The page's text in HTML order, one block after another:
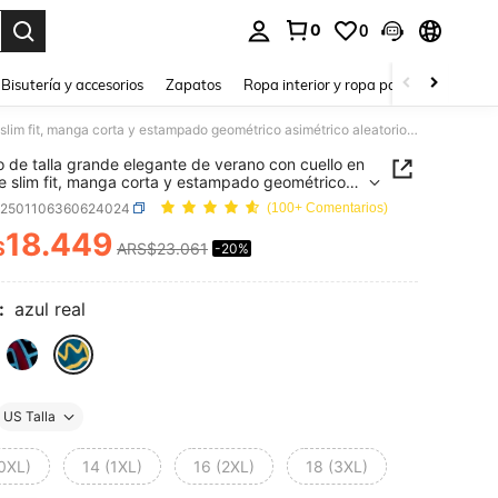
0 0
Bisutería y accesorios Zapatos Ropa interior y ropa para dormir
Vestido de talla grande elegante de verano con cuello en V, corte slim fit, manga corta y estampado geométrico asimétrico aleatorio en todo el Body, estilo casual de moda
de talla grande elegante de verano con cuello en
slim fit, manga corta y estampado geométrico
aleatorio en todo el Body, estilo casual de(100+ Comentarios)
AND AVAILABILITY
18.449 ARS$23.061 -20%
azul real
US Talla
14 (1XL) 16 (2XL) 18 (3XL)